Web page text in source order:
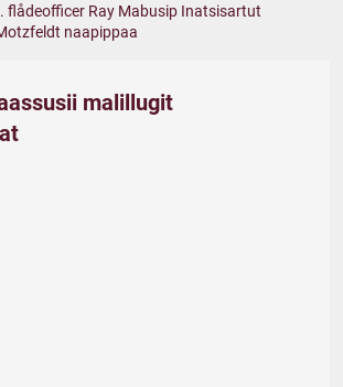
flådeofficer Ray Mabusip Inatsisartut
naapippaa
malillugit